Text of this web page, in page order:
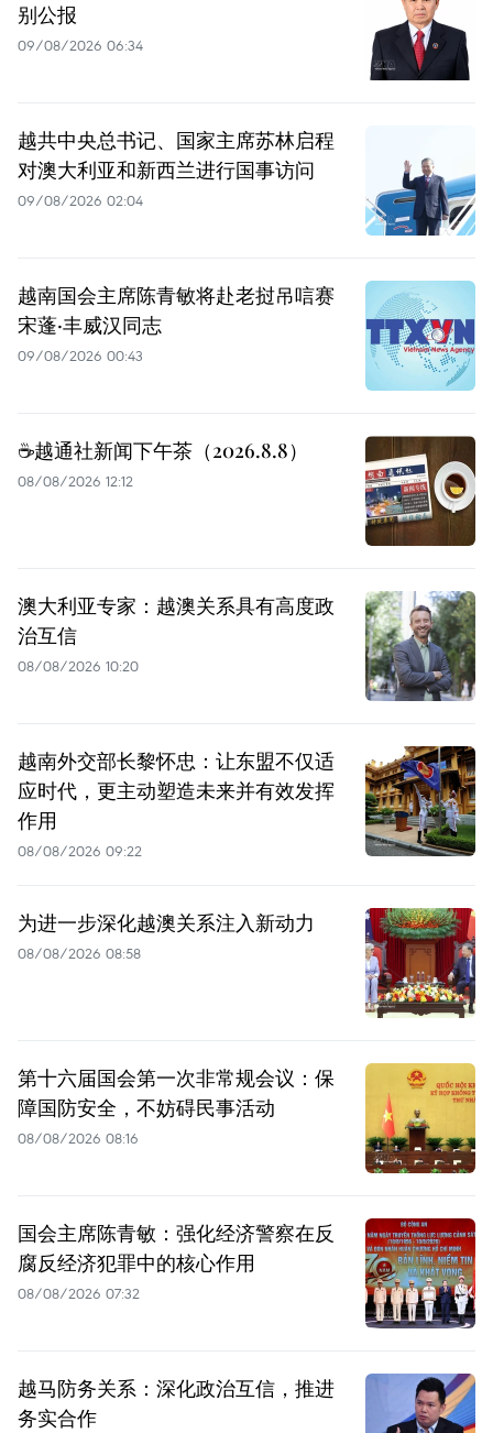
别公报
09/08/2026 06:34
越共中央总书记、国家主席苏林启程
对澳大利亚和新西兰进行国事访问
09/08/2026 02:04
越南国会主席陈青敏将赴老挝吊唁赛
宋蓬·丰威汉同志
09/08/2026 00:43
☕️越通社新闻下午茶（2026.8.8）
08/08/2026 12:12
澳大利亚专家：越澳关系具有高度政
治互信
08/08/2026 10:20
越南外交部长黎怀忠：让东盟不仅适
应时代，更主动塑造未来并有效发挥
作用
08/08/2026 09:22
为进一步深化越澳关系注入新动力
08/08/2026 08:58
第十六届国会第一次非常规会议：保
障国防安全，不妨碍民事活动
08/08/2026 08:16
国会主席陈青敏：强化经济警察在反
腐反经济犯罪中的核心作用
08/08/2026 07:32
越马防务关系：深化政治互信，推进
务实合作